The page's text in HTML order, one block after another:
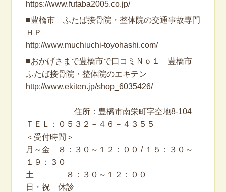
https://www.futaba2005.co.jp/
■豊橋市 ふたば接骨院・整体院の交通事故専門
ＨＰ
http://www.muchiuchi-toyohashi.com/
■おかげさまで豊橋市で口コミＮｏ１ 豊橋市
ふたば接骨院・整体院のエキテン
http://www.ekiten.jp/shop_6035426/
住所：豊橋市南栄町字空地8-104
ＴＥＬ：０５３２－４６－４３５５
＜受付時間＞
月～金 ８：３０～１２：００ / １５：３０～
１９：３０
土 ８：３０～１２：００
日・祝 休診